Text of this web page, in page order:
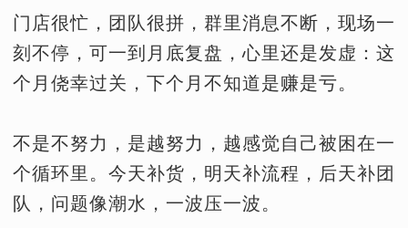
门店很忙，团队很拼，群里消息不断，现场一
刻不停，可一到月底复盘，心里还是发虚：这
个月侥幸过关，下个月不知道是赚是亏。
不是不努力，是越努力，越感觉自己被困在一
个循环里。今天补货，明天补流程，后天补团
队，问题像潮水，一波压一波。